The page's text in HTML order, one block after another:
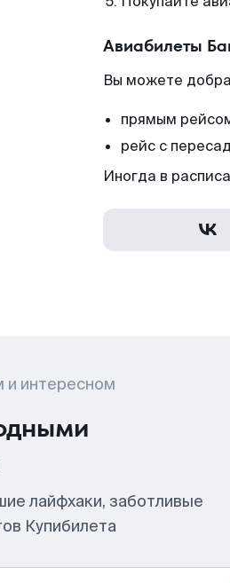
Авиабилеты
Вы можете
прямым
рейс с
Иногда в
и интересном
лайфхаки, заботливые
Купибилета